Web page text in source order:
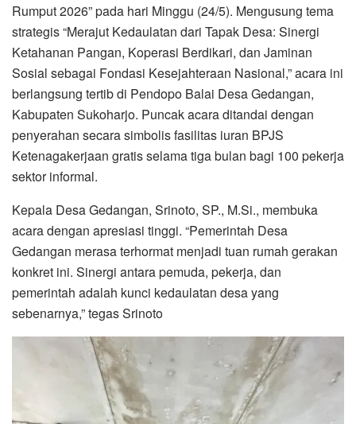
Rumput 2026” pada hari Minggu (24/5). Mengusung tema
strategis “Merajut Kedaulatan dari Tapak Desa: Sinergi
Ketahanan Pangan, Koperasi Berdikari, dan Jaminan
Sosial sebagai Fondasi Kesejahteraan Nasional,” acara ini
berlangsung tertib di Pendopo Balai Desa Gedangan,
Kabupaten Sukoharjo. Puncak acara ditandai dengan
penyerahan secara simbolis fasilitas iuran BPJS
Ketenagakerjaan gratis selama tiga bulan bagi 100 pekerja
sektor informal.
Kepala Desa Gedangan, Srinoto, SP., M.Si., membuka
acara dengan apresiasi tinggi. “Pemerintah Desa
Gedangan merasa terhormat menjadi tuan rumah gerakan
konkret ini. Sinergi antara pemuda, pekerja, dan
pemerintah adalah kunci kedaulatan desa yang
sebenarnya,” tegas Srinoto